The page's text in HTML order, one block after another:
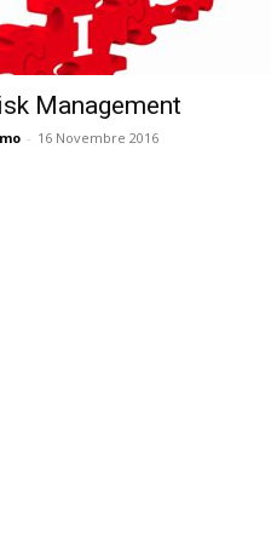
Management
- 16 Novembre 2016